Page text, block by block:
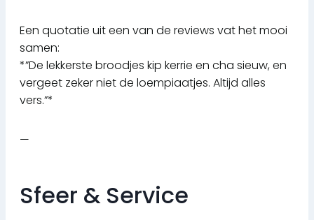
Een quotatie uit een van de reviews vat het mooi
samen:
*”De lekkerste broodjes kip kerrie en cha sieuw, en
vergeet zeker niet de loempiaatjes. Altijd alles
vers.”*
—
Sfeer & Service